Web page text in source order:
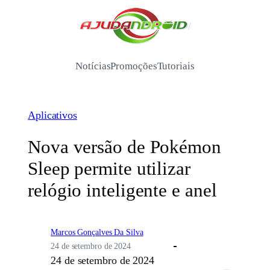
/
NotíciasPromoçõesTutoriais
Aplicativos
Nova versão de Pokémon
Sleep permite utilizar
relógio inteligente e anel
Marcos Gonçalves Da Silva
24 de setembro de 2024
24 de setembro de 2024